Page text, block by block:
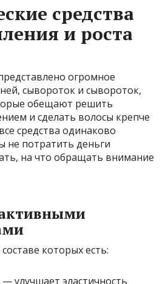
средства
и роста
огромное
сывороток и сывороток,
обещают решить
и сделать волосы крепче
средства одинаково
не потратить деньги
на что обращать внимание
которых есть:
улучшает эластичность